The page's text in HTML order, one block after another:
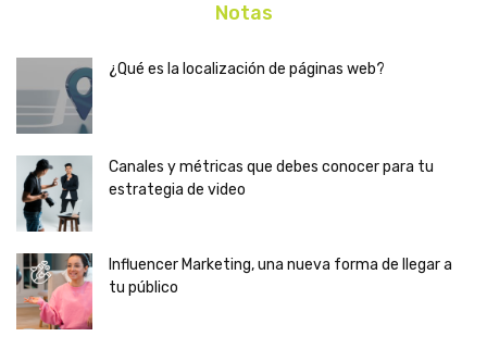
Notas
¿Qué es la localización de páginas web?
Canales y métricas que debes conocer para tu
estrategia de video
Influencer Marketing, una nueva forma de llegar a
tu público